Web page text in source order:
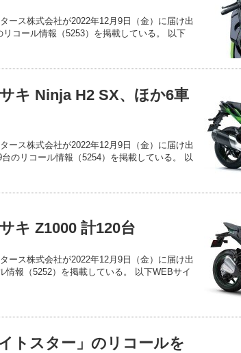
ース株式会社が2022年12月9日（金）に届け出
コール情報（5253）を掲載している。 以下
キ Ninja H2 SX、ほか6車
ース株式会社が2022年12月9日（金）に届け出
のリコール情報（5254）を掲載している。 以
キ Z1000 計120台
ース株式会社が2022年12月9日（金）に届け出
情報（5252）を掲載している。 以下WEBサイ
トスター」のリコールを